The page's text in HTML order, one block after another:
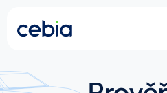
CZ